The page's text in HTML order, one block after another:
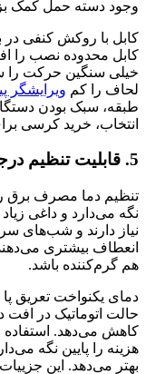
وجود دسته حمل کمک
کابل با روکش کنفی
کابل محدوده نصب را
خیلی سنگین حرکت را
لحاف را کم ویرایشگر
طبقه، سبک بودن دستگاه
انتخاب، خرید کرسی
5. قابلیت تنظیم درجه حرارت متناسب با دمای محیط
تنظیم دما مصرف برق
نگه می‌دارد و داغی
نیاز دارند و شب‌های
انعطاف بیشتری
هم گرم‌کننده باشد.
دمای یکنواخت تعریق
حالت اتوماتیک در افت
کاهش می‌دهد.
هزینه را پایین نگه
بهتر می‌دهد. این